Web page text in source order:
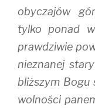
obyczajów
tylko ponad
prawdziwie
nieznanej
bliższym Bogu
wolności